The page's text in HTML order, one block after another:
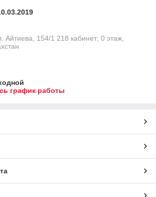
Айтиева, 154/1​ 218 кабинет; 0 этаж,
график работы